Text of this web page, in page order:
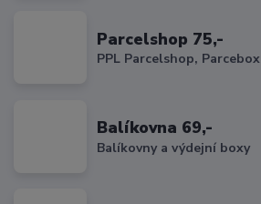
Parcelshop 75,-
PPL Parcelshop, Parcebox
Balíkovna 69,-
Balíkovny a výdejní boxy